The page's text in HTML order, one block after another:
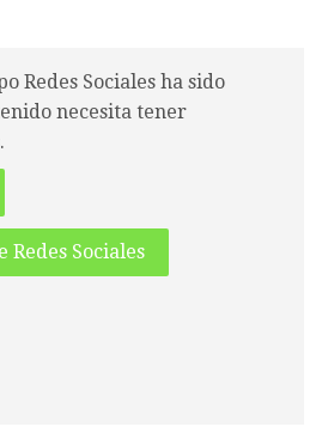
Redes Sociales ha sido
necesita tener
Redes Sociales